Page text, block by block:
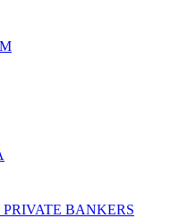
BANKERS